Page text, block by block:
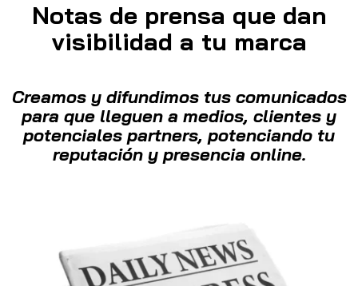
Notas de prensa que dan
visibilidad a tu marca
Creamos y difundimos tus comunicados
para que lleguen a medios, clientes y
potenciales partners, potenciando tu
reputación y presencia online.